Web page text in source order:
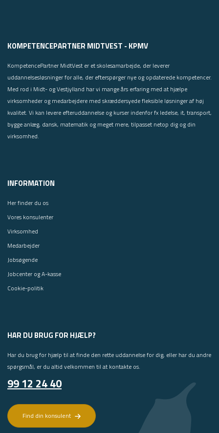
KOMPETENCEPARTNER MIDTVEST - KPMV
KompetencePartner MidtVest er et skolesamarbejde, der leverer
uddannelsesløsninger for alle, der efterspørger nye og opdaterede kompetencer.
Med rod i Midt- og Vestjylland har vi mange års erfaring med at hjælpe
virksomheder og medarbejdere med skræddersyede fleksible løsninger af høj
kvalitet. Vi kan levere efteruddannelse og kurser indenfor fx ledelse, it, transport,
bygge anlæg, dansk, matematik og meget mere, tilpasset netop dig og din
virksomhed.
INFORMATION
Her finder du os
Vores konsulenter
Virksomhed
Medarbejder
Jobsøgende
Jobcenter og A-kasse
Cookie-politik
HAR DU BRUG FOR HJÆLP?
Har du brug for hjælp til at finde den rette uddannelse for dig, eller har du andre
spørgsmål, er du altid velkommen til at kontakte os.
99 12 24 40
Find din konsulent